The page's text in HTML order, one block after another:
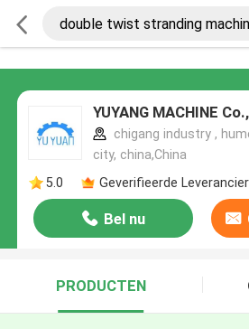
YUYANG MACHINE
chigang industry ,
city, china,China
5.0
Geverifieerde Leverancier
Bel nu
PRODUCTEN